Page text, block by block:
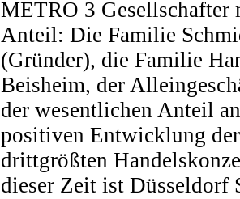
METRO 3
Anteil: Die Familie
(Gründer), die Familie
Beisheim, der
der wesentlichen Anteil
positiven Entwicklung
drittgrößten
dieser Zeit ist Düsseldorf